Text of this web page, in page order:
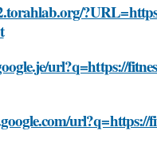
url?q=https://